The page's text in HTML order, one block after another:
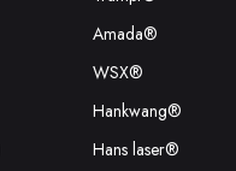
Amada®
WSX®
Hankwang®
Hans laser®